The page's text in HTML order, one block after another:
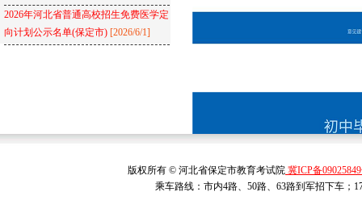
2026年河北省普通高校招生免费医学定
向计划公示名单(保定市) [2026/6/1]
版权所有 © 河北省保定市教育考试院 冀ICP备
乘车路线：市内4路、50路、63路到军招下车；